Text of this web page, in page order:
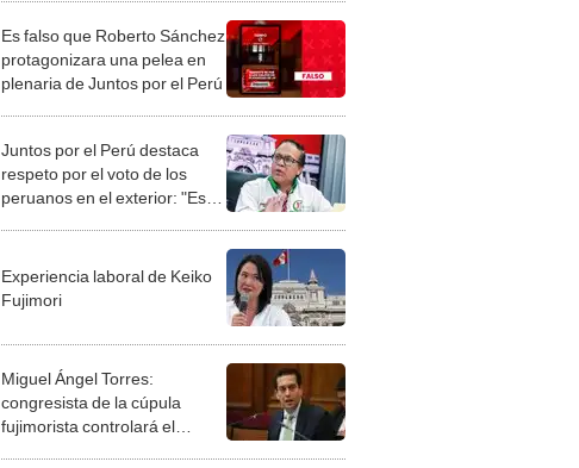
manipulado: el audio
corresponde a César Uribe
Es falso que Roberto Sánchez
protagonizara una pelea en
plenaria de Juntos por el Perú
Juntos por el Perú destaca
respeto por el voto de los
peruanos en el exterior: "Es
Experiencia laboral de Keiko
Fujimori
Miguel Ángel Torres:
congresista de la cúpula
fujimorista controlará el